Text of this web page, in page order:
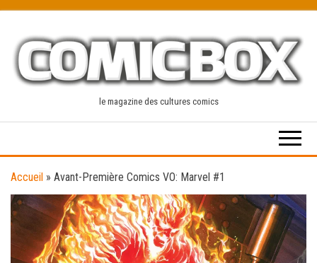
content
le magazine des cultures comics
Accueil » Avant-Première Comics VO: Marvel #1